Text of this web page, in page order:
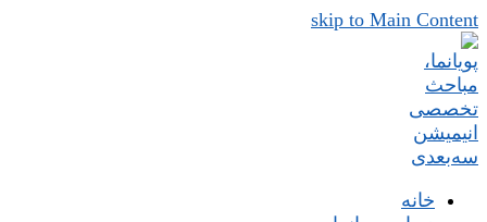
skip to Main Content
خانه